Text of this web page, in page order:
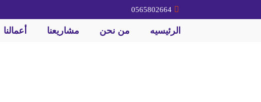
0565802664
الرئيسيه من نحن مشاريعنا أعمالنا